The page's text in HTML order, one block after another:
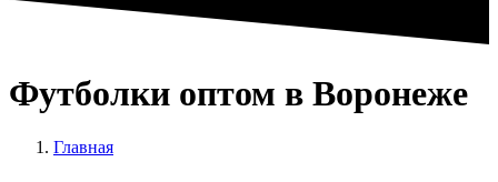
Футболки оптом в Воронеже
Главная